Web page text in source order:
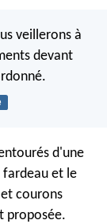
veillerons à
devant
d'une
fardeau et le
courons
proposée.